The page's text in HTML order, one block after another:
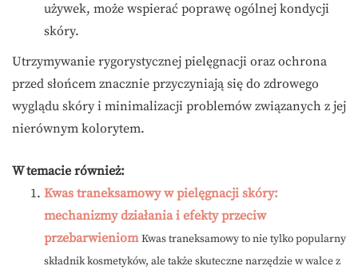
używek, może wspierać poprawę ogólnej kondycji
skóry.
Utrzymywanie rygorystycznej pielęgnacji oraz ochrona
przed słońcem znacznie przyczyniają się do zdrowego
wyglądu skóry i minimalizacji problemów związanych z jej
nierównym kolorytem.
W temacie również:
Kwas traneksamowy w pielęgnacji skóry:
mechanizmy działania i efekty przeciw
przebarwieniom Kwas traneksamowy to nie tylko popularny
składnik kosmetyków, ale także skuteczne narzędzie w walce z